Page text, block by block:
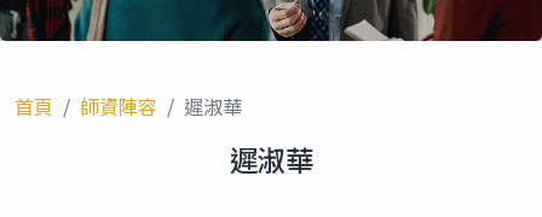
首頁 師資陣容 遲淑華
遲淑華